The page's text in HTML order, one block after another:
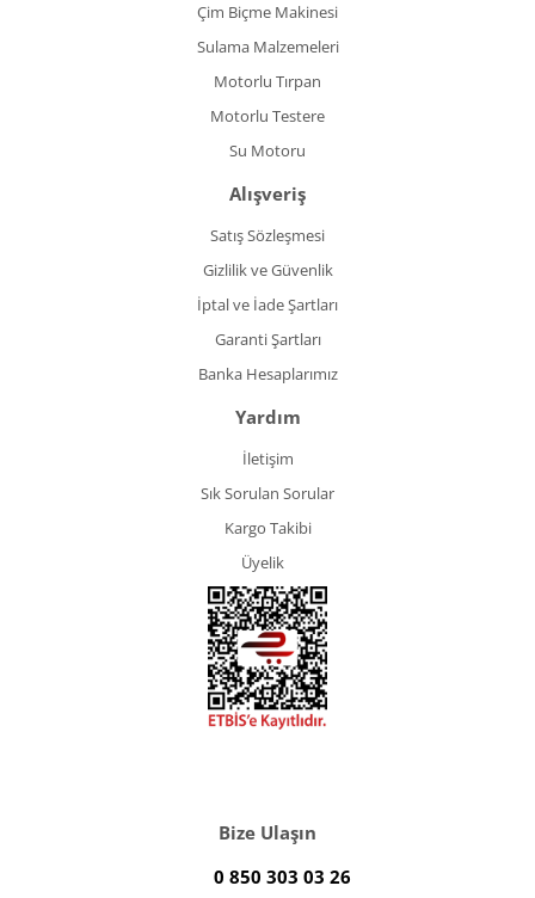
Çim Biçme Makinesi
Sulama Malzemeleri
Motorlu Tırpan
Motorlu Testere
Su Motoru
Alışveriş
Satış Sözleşmesi
Gizlilik ve Güvenlik
İptal ve İade Şartları
Garanti Şartları
Banka Hesaplarımız
Yardım
İletişim
Sık Sorulan Sorular
Kargo Takibi
Üyelik
Bize Ulaşın
0 850 303 03 26